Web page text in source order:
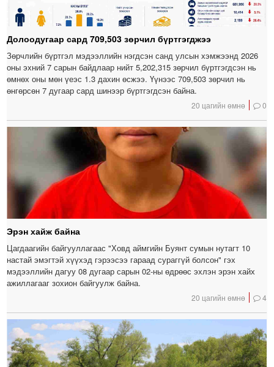
Долоодугаар сард 709,503 зөрчил бүртгэгджээ
Зөрчлийн бүртгэл мэдээллийн нэгдсэн санд улсын хэмжээнд 2026
оны эхний 7 сарын байдлаар нийт 5,202,315 зөрчил бүртгэгдсэн нь
өмнөх оны мөн үеэс 1.3 дахин өсжээ. Үүнээс 709,503 зөрчил нь
өнгөрсөн 7 дугаар сард шинээр бүртгэгдсэн байна.
20 цагийн өмнө 0
Эрэн хайж байна
Цагдаагийн байгууллагаас "Ховд аймгийн Буянт сумын нутагт 10
настай эмэгтэй хүүхэд гэрээсээ гараад сураггүй болсон" гэх
мэдээллийн дагуу 08 дугаар сарын 02-ны өдрөөс эхлэн эрэн хайх
ажиллагааг зохион байгуулж байна.
20 цагийн өмнө 4